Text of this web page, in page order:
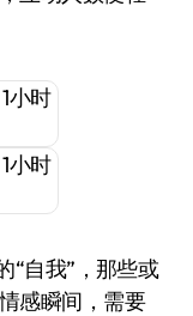
“自我”，那些或
感瞬间，需要